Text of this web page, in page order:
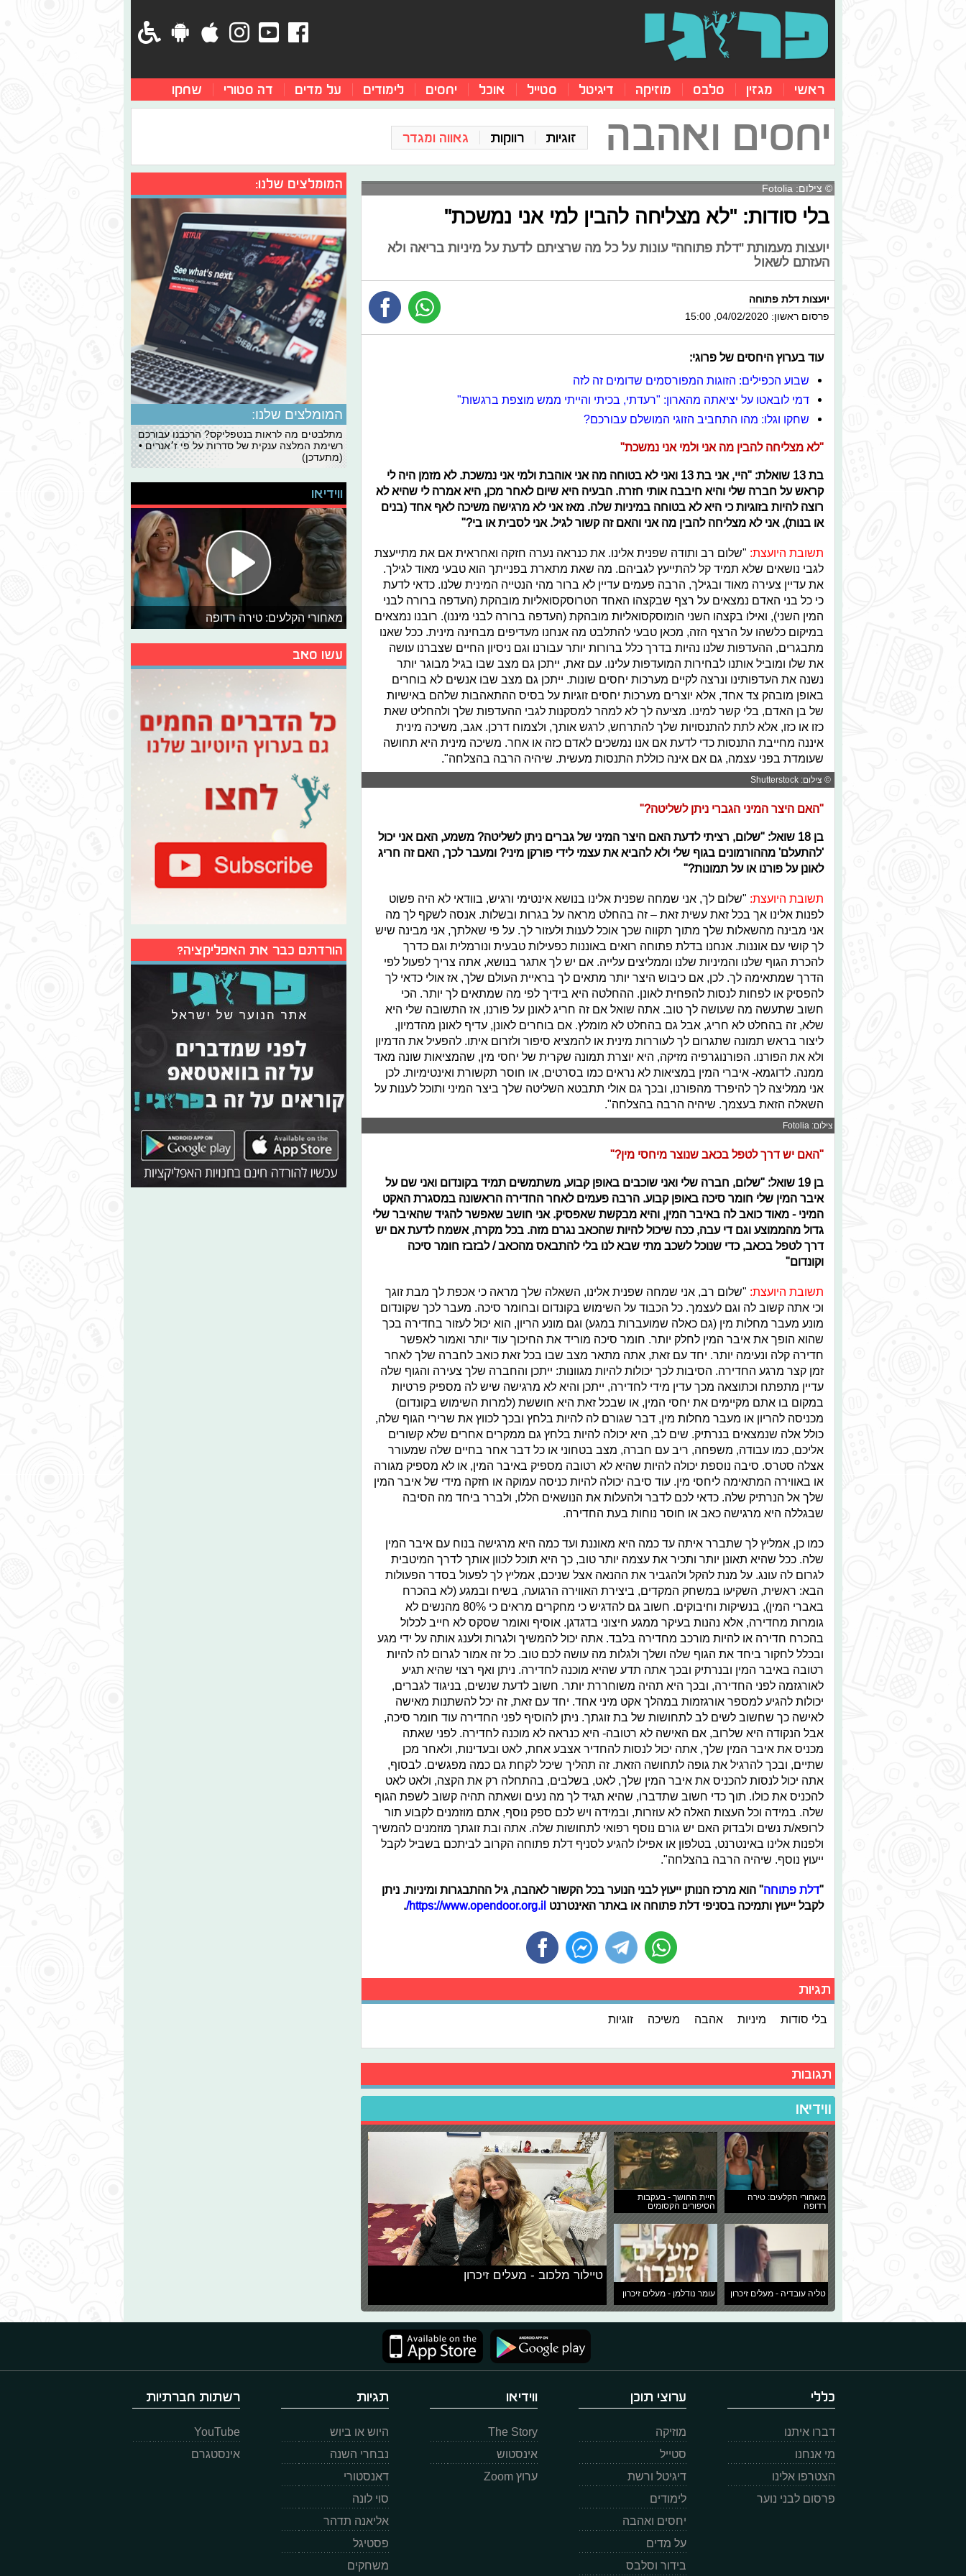
ראשי מגזין סלבס מוזיקה דיגיטל סטייל אוכל יחסים לימודים על מדים דה סטורי שחקו
יחסים ואהבה זוגיות רווקות גאווה ומגדר
© צילום: Fotolia
בלי סודות: "לא מצליחה להבין למי אני נמשכת"
יועצות מעמותת "דלת פתוחה" עונות על כל מה שרציתם לדעת על מיניות בריאה ולא
העזתם לשאול
יועצות דלת פתוחה
פרסום ראשון: 04/02/2020, 15:00
עוד בערוץ היחסים של פרוגי:
שבוע הכפילים: הזוגות המפורסמים שדומים זה לזה
דמי לובאטו על יציאתה מהארון: "רעדתי, בכיתי והייתי ממש מוצפת ברגשות"
שחקו וגלו: מהו התחביב הזוגי המושלם עבורכם?
"לא מצליחה להבין מה אני ולמי אני נמשכת"
בת 13 שואלת: "היי, אני בת 13 ואני לא בטוחה מה אני אוהבת ולמי אני נמשכת. לא מזמן היה לי
קראש על חברה שלי והיא חיבבה אותי חזרה. הבעיה היא שיום לאחר מכן, היא אמרה לי שהיא לא
רוצה להיות בזוגיות כי היא לא בטוחה במיניות שלה. מאז אני לא מרגישה משיכה לאף אחד (בנים
או בנות), אני לא מצליחה להבין מה אני והאם זה קשור לגיל. אני לסבית או בי?"
תשובת היועצת: "שלום רב ותודה שפנית אלינו. את כנראה נערה חזקה ואחראית אם את מתייעצת
לגבי נושאים שלא תמיד קל להתייעץ לגביהם. מה שאת מתארת בפנייתך הוא טבעי מאוד לגילך.
את עדיין צעירה מאוד ובגילך, הרבה פעמים עדיין לא ברור מהי הנטייה המינית שלנו. כדאי לדעת
כי כל בני האדם נמצאים על רצף שבקצהו האחד הטרוסקסואליות מובהקת (העדפה ברורה לבני
המין השני), ואילו בקצהו השני הומוסקסואליות מובהקת (העדפה ברורה לבני מיננו). רובנו נמצאים
במיקום כלשהו על הרצף הזה, מכאן טבעי להתלבט מה אנחנו מעדיפים מבחינה מינית. ככל שאנו
מתבגרים, ההעדפות שלנו נהיות בדרך כלל ברורות יותר עבורנו וגם ניסיון החיים שצברנו עושה
את שלו ומוביל אותנו לבחירות המועדפות עלינו. עם זאת, ייתכן גם מצב שבו בגיל מבוגר יותר
נשנה את העדפותינו ונרצה לקיים מערכות יחסים שונות. ייתכן גם מצב שבו אנשים לא בוחרים
באופן מובהק צד אחד, אלא יוצרים מערכות יחסים זוגיות על בסיס ההתאהבות שלהם באישיות
של בן האדם, בלי קשר למינו. מציעה לך לא למהר למסקנות לגבי ההעדפות שלך ולהחליט שאת
כזו או כזו, אלא לתת להתנסויות שלך להתרחש, לרגש אותך, ולצמוח דרכן. אגב, משיכה מינית
איננה מחייבת התנסות כדי לדעת אם אנו נמשכים לאדם כזה או אחר. משיכה מינית היא תחושה
שעומדת בפני עצמה, גם אם אינה כוללת התנסות מעשית. שיהיה הרבה בהצלחה".
© צילום: Shutterstock
"האם היצר המיני הגברי ניתן לשליטה?"
בן 18 שואל: "שלום, רציתי לדעת האם היצר המיני של גברים ניתן לשליטה? משמע, האם אני יכול
'להתעלם' מההורמונים בגוף שלי ולא להביא את עצמי לידי פורקן מיני? ומעבר לכך, האם זה חריג
לאונן על פורנו או על תמונות?"
תשובת היועצת: "שלום לך, אני שמחה שפנית אלינו בנושא אינטימי ורגיש, בוודאי לא היה פשוט
לפנות אלינו אך בכל זאת עשית זאת – זה בהחלט מראה על בגרות ובשלות. אנסה לשקף לך מה
אני מבינה מהשאלות שלך מתוך תקווה שכך אוכל לענות ולעזור לך. על פי שאלתך, אני מבינה שיש
לך קושי עם אוננות. אנחנו בדלת פתוחה רואים באוננות כפעילות טבעית ונורמלית וגם כדרך
להכרת הגוף שלנו והמיניות שלנו וממליצים עלייה. אם יש לך אתגר בנושא, אתה צריך לפעול לפי
הדרך שמתאימה לך. לכן, אם כיבוש היצר יותר מתאים לך בראיית העולם שלך, אז אולי כדאי לך
להפסיק או לפחות לנסות להפחית לאונן. ההחלטה היא בידיך לפי מה שמתאים לך יותר. הכי
חשוב שתעשה מה שעושה לך טוב. אתה שואל אם זה חריג לאונן על פורנו, אז התשובה שלי היא
שלא, זה בהחלט לא חריג, אבל גם בהחלט לא מומלץ. אם בוחרים לאונן, עדיף לאונן מהדמיון,
ליצור בראש תמונה שתגרום לך לעוררות מינית או להמציא סיפור ולזרום איתו. להפעיל את הדמיון
ולא את הפורנו. הפורנוגרפיה מזיקה, היא יוצרת תמונה שקרית של יחסי מין, שהמציאות שונה מאד
ממנה. לדוגמא- איברי המין במציאות לא נראים כמו בסרטים, או חוסר תקשורת ואינטימיות. לכן
אני ממליצה לך להיפרד מהפורנו, ובכך גם אולי תתבטא השליטה שלך ביצר המיני ותוכל לענות על
השאלה הזאת בעצמך. שיהיה הרבה בהצלחה".
© צילום: Fotolia
"האם יש דרך לטפל בכאב שנוצר מיחסי מין?"
בן 19 שואל: "שלום, חברה שלי ואני שוכבים באופן קבוע,
משתמשים תמיד בקונדום ואני שם על
איבר המין שלי חומר סיכה באופן קבוע. הרבה פעמים לאחר החדירה הראשונה במסגרת האקט
המיני - מאוד כואב לה באיבר המין, והיא מבקשת שאפסיק. אני חושב שאפשר להגיד שהאיבר שלי
גדול מהממוצע וגם די עבה, ככה שיכול להיות שהכאב נגרם מזה. בכל מקרה, אשמח לדעת אם יש
דרך לטפל בכאב, כדי שנוכל לשכב מתי שבא לנו בלי להתבאס מהכאב / לבזבז חומר סיכה
וקונדום"
תשובת היועצת: "שלום רב, אני שמחה שפנית אלינו, השאלה שלך מראה כי אכפת לך מבת זוגך
וכי אתה קשוב לה וגם לעצמך. כל הכבוד על השימוש בקונדום ובחומר סיכה. מעבר לכך שקונדום
מונע מעבר מחלות מין (גם כאלה שמועברות במגע) וגם מונע הריון, הוא יכול לעזור בחדירה בכך
שהוא הופך את איבר המין לחלק יותר. חומר סיכה מוריד את החיכוך עוד יותר ואמור לאפשר
חדירה קלה ונעימה יותר. יחד עם זאת, אתה מתאר מצב שבו בכל זאת כואב לחברה שלך לאחר
זמן קצר מרגע החדירה. הסיבות לכך יכולות להיות מגוונות: ייתכן והחברה שלך צעירה והגוף שלה
עדיין מתפתח וכתוצאה מכך עדין מידי לחדירה, ייתכן והיא לא מרגישה שיש לה מספיק פרטיות
במקום בו אתם מקיימים את יחסי המין, או שבכל זאת היא חוששת (למרות השימוש בקונדום)
מכניסה להריון או מעבר מחלות מין, דבר שגורם לה להיות בלחץ ובכך לכווץ את שרירי הגוף שלה,
כולל אלה שנמצאים בנרתיק. שים לב, היא יכולה להיות בלחץ גם ממקרים אחרים שלא קשורים
אליכם, כמו עבודה, משפחה, ריב עם חברה, מצב בטחוני או כל דבר אחר בחיים שלה שמעורר
אצלה סטרס. סיבה נוספת יכולה להיות שהיא לא רטובה מספיק באיבר המין, או לא מספיק מגורה
או באווירה המתאימה ליחסי מין. עוד סיבה יכולה להיות כניסה עמוקה או חזקה מידי של איבר המין
שלך אל הנרתיק שלה. כדאי לכם לדבר ולהעלות את הנושאים הללו, ולברר ביחד מה הסיבה
שבגללה היא מרגישה כאב או חוסר נוחות בעת החדירה.
כמו כן, אמליץ לך שתברר איתה עד כמה היא מאוננת ועד כמה היא מרגישה בנוח עם איבר המין
שלה. ככל שהיא תאונן יותר ותכיר את עצמה יותר טוב, כך היא תוכל לכוון אותך לדרך המיטבית
לגרום לה עונג. על מנת להקל ולהגביר את ההנאה אצל שניכם, אמליץ לך לפעול בסדר הפעולות
הבא: ראשית, השקיעו במשחק המקדים, ביצירת האווירה הרגועה, בשיח ובמגע (לא בהכרח
באברי המין), בנשיקות וחיבוקים. חשוב גם להדגיש כי מחקרים מראים כי 80% מהנשים לא
גומרות מחדירה, אלא נהנות בעיקר ממגע חיצוני בדגדגן. אוסיף ואומר שסקס לא חייב לכלול
בהכרח חדירה או להיות מורכב מחדירה בלבד. אתה יכול להמשיך ולגרות ולענג אותה על ידי מגע
ובכלל לחקור ביחד את הגוף שלה ושלך ולגלות מה עושה לכם טוב. כל זה אמור לגרום לה להיות
רטובה באיבר המין ובנרתיק ובכך אתה תדע שהיא מוכנה לחדירה. ניתן ואף רצוי שהיא תגיע
לאורגזמה לפני החדירה, ובכך היא תהיה משוחררת יותר. חשוב לדעת שנשים, בניגוד לגברים,
יכולות להגיע למספר אורגזמות במהלך אקט מיני אחד. יחד עם זאת, זה יכל להשתנות מאישה
לאישה כך שחשוב לשים לב לתחושות של בת זוגתך. ניתן להוסיף לפני החדירה עוד חומר סיכה,
אבל הנקודה היא שלרוב, אם האישה לא רטובה- היא כנראה לא מוכנה לחדירה. לפני שאתה
מכניס את איבר המין שלך, אתה יכול לנסות להחדיר אצבע אחת, לאט ובעדינות, ולאחר מכן
שתיים, ובכך להרגיל את גופה לתחושה הזאת. זה תהליך שיכל לקחת גם כמה מפגשים. לבסוף,
אתה יכול לנסות להכניס את איבר המין שלך, לאט, בשלבים, בהתחלה רק את הקצה, ולאט לאט
להכניס את כולו. תוך כדי חשוב שתדברו, שהיא תגיד לך מה נעים ושאתה תהיה קשוב לשפת הגוף
שלה. במידה וכל העצות האלה לא עוזרות, ובמידה ויש לכם ספק נוסף, אתם מוזמנים לקבוע תור
לרופא/ת נשים ולבדוק האם יש גורם נוסף רפואי לתחושות שלה. אתה ובת זוגתך מוזמנים להמשיך
ולפנות אלינו באינטרנט, בטלפון או אפילו להגיע לסניף דלת פתוחה הקרוב לביתכם בשביל לקבל
ייעוץ נוסף. שיהיה הרבה בהצלחה".
"דלת פתוחה" הוא מרכז הנותן ייעוץ לבני הנוער בכל הקשור לאהבה, גיל ההתבגרות ומיניות. ניתן
לקבל ייעוץ ותמיכה בסניפי דלת פתוחה או באתר האינטרנט https://www.opendoor.org.il/
.
תגיות
בלי סודות מיניות אהבה משיכה זוגיות
תגובות
ווידיאו
מאחורי הקלעים: טירה
רדופה
חיית החושך - בעקבות
הסיפורים הקסומים
טליה עובדיה - מעלים זיכרון עומר נודלמן - מעלים זיכרון
טיילור מלכוב - מעלים זיכרון
המומלצים שלנו:
המומלצים שלנו:
מתלבטים מה לראות בנטפליקס? הרכבנו עבורכם
רשימת המלצה ענקית של סדרות על פי ז׳אנרים •
(מתעדכן)
ווידיאו
מאחורי הקלעים: טירה רדופה
עשו סאב
הורדתם כבר את האפליקציה?
כללי
דברו איתנו
מי אנחנו
הצטרפו אלינו
פרסום לבני נוער
ערוצי תוכן
מוזיקה
סטייל
דיגיטל ורשת
לימודים
יחסים ואהבה
על מדים
בידור וסלבס
ווידיאו
The Story
אינסטוש
ערוץ Zoom
תגיות
היוש או ביוש
נבחרי השנה
דאנסטורי
סוי לונה
אליאנה תדהר
פסטיגל
משחקים
רשתות חברתיות
YouTube
אינסטגרם